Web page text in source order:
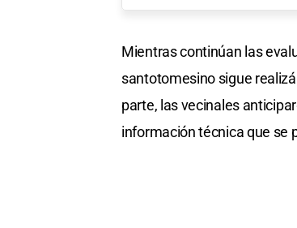
Mientras continúan las
santotomesino sigue
parte, las vecinales
información técnica que se